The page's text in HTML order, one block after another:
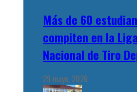
Más de 60
compiten en la
Nacional de Tiro
29 mayo, 2026